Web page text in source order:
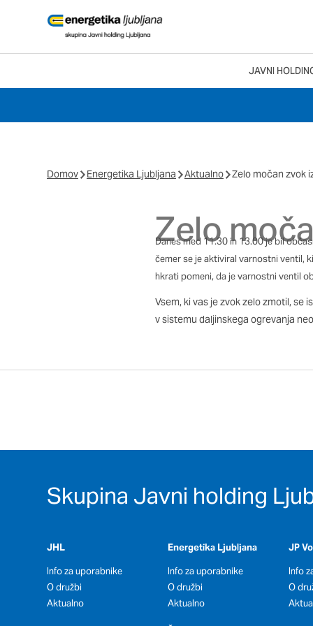
JAVNI
Search Menu
Domov Energetika Ljubljana Aktualno Zelo močan zvok
Zelo
Danes med 11.30 in 13.00 je bil
čemer se je aktiviral varnostni ventil,
hkrati pomeni, da je varnostni ventil
Vsem, ki vas je zvok zelo zmotil, se
v sistemu daljinskega ogrevanja
Skupina Javni holding
JHL
Info za uporabnike
O družbi
Aktualno
Energetika Ljubljana
Info za uporabnike
O družbi
Aktualno
JP
Info
O
razkrivajo
tega spletnega
Obvezni piškotki
Ti piškotki so nujni za
so nastavljeni samo
S temi piškotki
opazujemo, kako se
izdelavo profila vaših
mestih. Pri delu
teh piškotkov, ne